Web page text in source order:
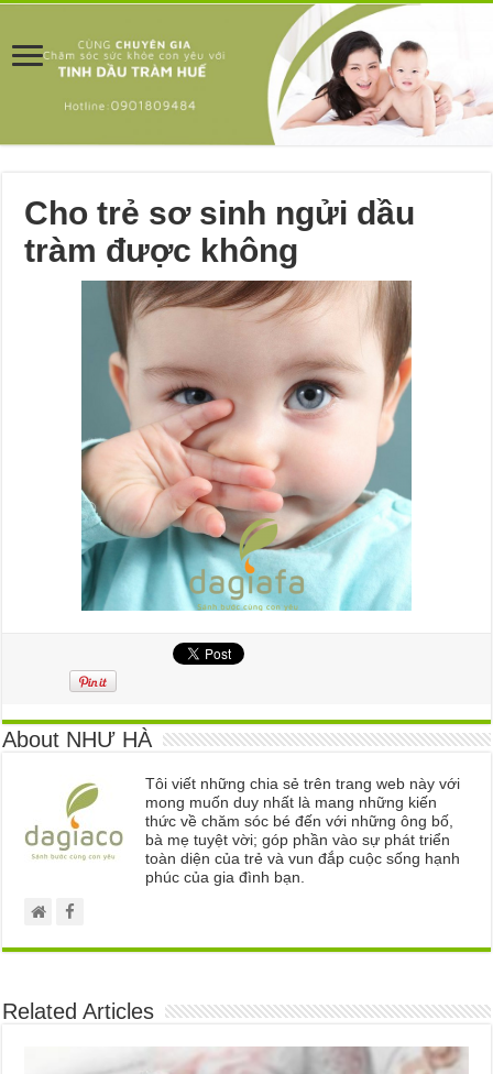
Cho trẻ sơ sinh ngửi dầu
tràm được không
About NHƯ HÀ
Tôi viết những chia sẻ trên trang web này với
mong muốn duy nhất là mang những kiến
thức về chăm sóc bé đến với những ông bố,
bà mẹ tuyệt vời; góp phần vào sự phát triển
toàn diện của trẻ và vun đắp cuộc sống hạnh
phúc của gia đình bạn.
Related Articles